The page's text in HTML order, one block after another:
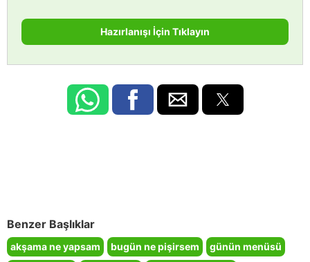
Hazırlanışı İçin Tıklayın
Benzer Başlıklar
akşama ne yapsam bugün ne pişirsem
günün menüsü